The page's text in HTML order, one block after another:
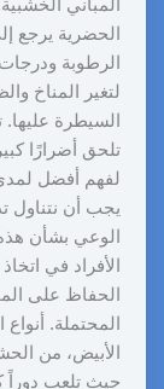
المباني
الحضرية يرجع
الرطوبة ودرجات
لتغير المناخ
السيطرة
تلحق أضرارًا
لفهم أفضل لمدى
يجب أن نتناول
الوعي بشأن
الأفراد في
الحفاظ على
المحتملة.
الأبيض، من
حيث تلعب دوراً